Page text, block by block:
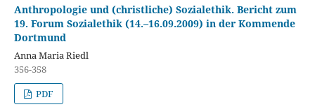
Anthropologie und (christliche) Sozialethik. Bericht zum
19. Forum Sozialethik (14.–16.09.2009) in der Kommende
Dortmund
Anna Maria Riedl
356-358
PDF